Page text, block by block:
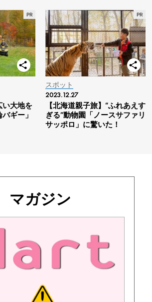
い大地を
ギー」
スポット
2023.12.27
【北海道親子旅】“ふれあえす
ぎる”動物園「ノースサファリ
サッポロ」に驚いた！
マガジン